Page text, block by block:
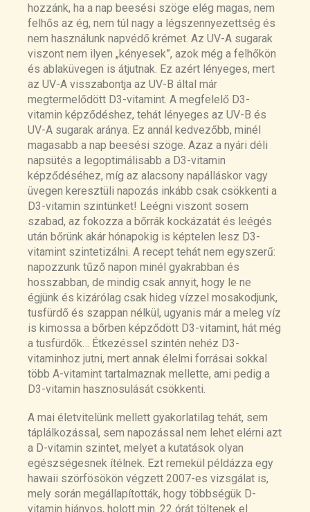
hozzánk, ha a nap beesési szöge elég magas, nem
felhős az ég, nem túl nagy a légszennyezettség és
nem használunk napvédő krémet. Az UV-A sugarak
viszont nem ilyen „kényesek”, azok még a felhőkön
és ablaküvegen is átjutnak. Ez azért lényeges, mert
az UV-A visszabontja az UV-B által már
megtermelődött D3-vitamint. A megfelelő D3-
vitamin képződéshez, tehát lényeges az UV-B és
UV-A sugarak aránya. Ez annál kedvezőbb, minél
magasabb a nap beesési szöge. Azaz a nyári déli
napsütés a legoptimálisabb a D3-vitamin
képződéséhez, míg az alacsony napálláskor vagy
üvegen keresztüli napozás inkább csak csökkenti a
D3-vitamin szintünket! Leégni viszont sosem
szabad, az fokozza a bőrrák kockázatát és leégés
után bőrünk akár hónapokig is képtelen lesz D3-
vitamint szintetizálni. A recept tehát nem egyszerű:
napozzunk tűző napon minél gyakrabban és
hosszabban, de mindig csak annyit, hogy le ne
égjünk és kizárólag csak hideg vízzel mosakodjunk,
tusfürdő és szappan nélkül, ugyanis már a meleg víz
is kimossa a bőrben képződött D3-vitamint, hát még
a tusfürdők… Étkezéssel szintén nehéz D3-
vitaminhoz jutni, mert annak élelmi forrásai sokkal
több A-vitamint tartalmaznak mellette, ami pedig a
D3-vitamin hasznosulását csökkenti.
A mai életvitelünk mellett gyakorlatilag tehát, sem
táplálkozással, sem napozással nem lehet elérni azt
a D-vitamin szintet, melyet a kutatások olyan
egészségesnek ítélnek. Ezt remekül példázza egy
hawaii szörfösökön végzett 2007-es vizsgálat is,
mely során megállapították, hogy többségük D-
vitamin hiányos, holott min. 22 órát töltenek el